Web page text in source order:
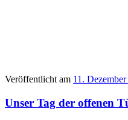
Veröffentlicht am 11.
Unser Tag der offenen